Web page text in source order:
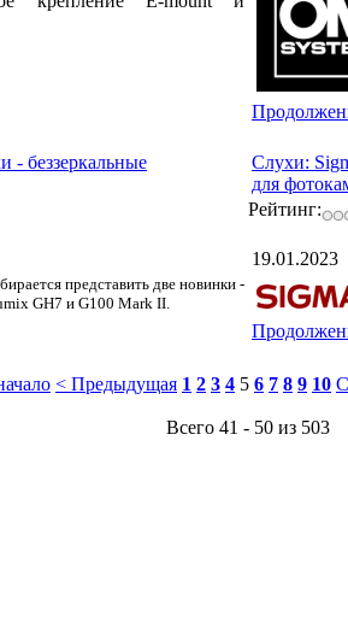
- беззеркальные
представить две новинки -
GH7 и G100 Mark II.
Слухи:
для
Рейтинг:
19.01.2023
< Предыдущая 1 2 3 4 5 6 7 8 9 10
Всего 41 - 50 из 503